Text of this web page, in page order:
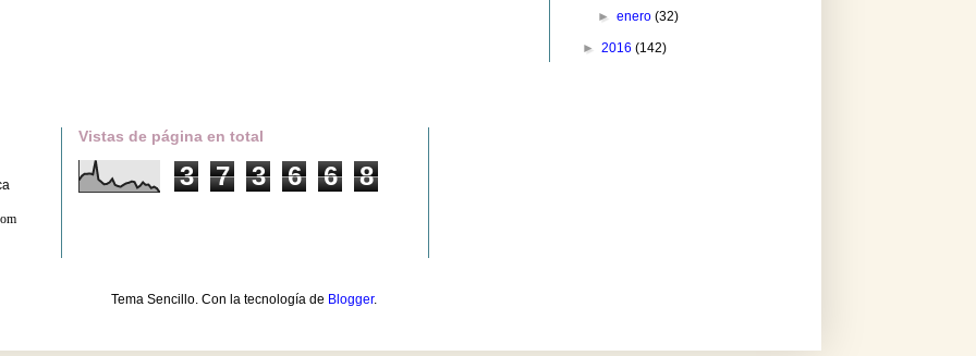
►enero(32)
► 2016 (142)
Vistas de página en total
3 7 3 6 6 8
Tema Sencillo. Con la tecnología de Blogger.